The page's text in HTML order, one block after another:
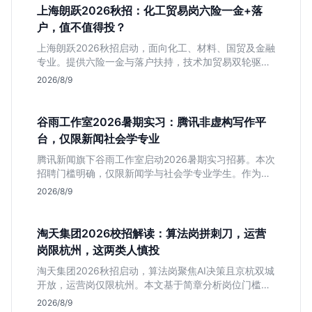
上海朗跃2026秋招：化工贸易岗六险一金+落
户，值不值得投？
上海朗跃2026秋招启动，面向化工、材料、国贸及金融
专业。提供六险一金与落户扶持，技术加贸易双轮驱动
模式稳定性高。本文解读岗位需求与福利含金量，帮应
2026/8/9
谷雨工作室2026暑期实习：腾讯非虚构写作平
台，仅限新闻社会学专业
腾讯新闻旗下谷雨工作室启动2026暑期实习招募。本次
招聘门槛明确，仅限新闻学与社会学专业学生。作为深
耕非虚构写作的头部团队，该岗位提供独立发稿机会与
2026/8/9
淘天集团2026校招解读：算法岗拼刺刀，运营
岗限杭州，这两类人慎投
淘天集团2026秋招启动，算法岗聚焦AI决策且京杭双城
开放，运营岗仅限杭州。本文基于简章分析岗位门槛、
薪资行情及适合人群，帮应届生判断是否值得投递。
2026/8/9